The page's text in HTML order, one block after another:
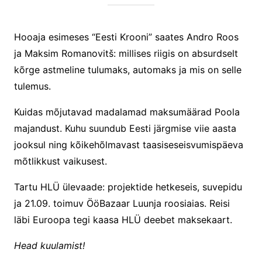
Hooaja esimeses “Eesti Krooni” saates Andro Roos
ja Maksim Romanovitš: millises riigis on absurdselt
kõrge astmeline tulumaks, automaks ja mis on selle
tulemus.
Kuidas mõjutavad madalamad maksumäärad Poola
majandust. Kuhu suundub Eesti järgmise viie aasta
jooksul ning kõikehõlmavast taasiseseisvumispäeva
mõtlikkust vaikusest.
Tartu HLÜ ülevaade: projektide hetkeseis, suvepidu
ja 21.09. toimuv ÖöBazaar Luunja roosiaias. Reisi
läbi Euroopa tegi kaasa HLÜ deebet maksekaart.
Head kuulamist!